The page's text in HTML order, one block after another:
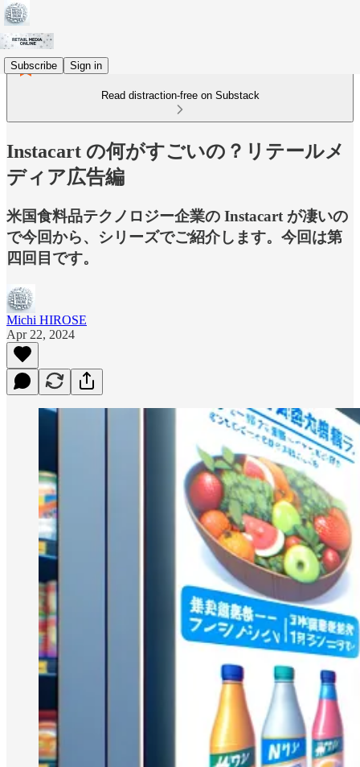
Subscribe Sign in
Read distraction-free on Substack
Instacart の何がすごいの？リテールメ
ディア広告編
米国食料品テクノロジー企業の Instacart が凄いの
で今回から、シリーズでご紹介します。今回は第
四回目です。
Michi HIROSE
Apr 22, 2024